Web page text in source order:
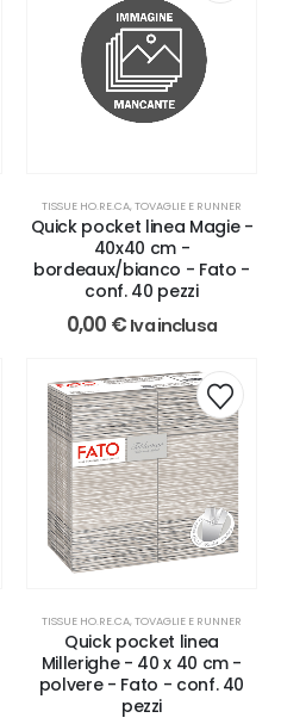
TISSUE HO.RE.CA, TOVAGLIE E RUNNER
Quick pocket linea Magie -
40x40 cm -
bordeaux/bianco - Fato -
conf. 40 pezzi
0,00 € Iva inclusa
TISSUE HO.RE.CA, TOVAGLIE E RUNNER
Quick pocket linea
Millerighe - 40 x 40 cm -
polvere - Fato - conf. 40
pezzi